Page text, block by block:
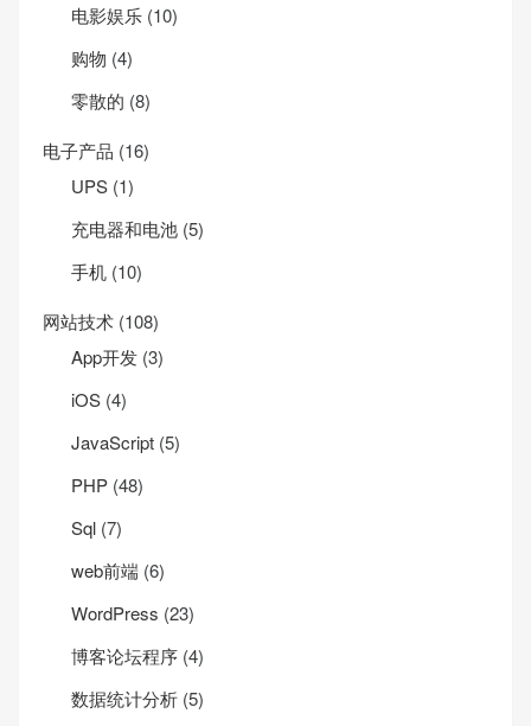
电影娱乐 (10)
购物 (4)
零散的 (8)
电子产品 (16)
UPS (1)
充电器和电池 (5)
手机 (10)
网站技术 (108)
App开发 (3)
iOS (4)
JavaScript (5)
PHP (48)
Sql (7)
web前端 (6)
WordPress (23)
博客论坛程序 (4)
数据统计分析 (5)